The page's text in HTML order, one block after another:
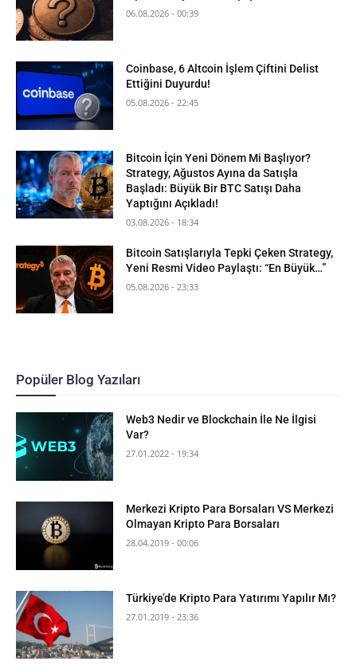
06.08.2026 - 00:39
Coinbase, 6 Altcoin İşlem Çiftini Delist
Ettiğini Duyurdu!
05.08.2026 - 22:45
Bitcoin İçin Yeni Dönem Mi Başlıyor?
Strategy, Ağustos Ayına da Satışla
Başladı: Büyük Bir BTC Satışı Daha
Yaptığını Açıkladı!
03.08.2026 - 18:34
Bitcoin Satışlarıyla Tepki Çeken Strategy,
Yeni Resmi Video Paylaştı: “En Büyük…”
05.08.2026 - 23:33
Popüler Blog Yazıları
Web3 Nedir ve Blockchain İle Ne İlgisi
Var?
27.01.2022 - 19:34
Merkezi Kripto Para Borsaları VS Merkezi
Olmayan Kripto Para Borsaları
28.04.2019 - 00:06
Türkiye’de Kripto Para Yatırımı Yapılır Mı?
27.01.2019 - 23:36